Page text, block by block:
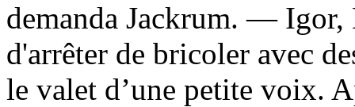
demanda Jackrum. — Igor,
d'arrêter de bricoler avec
le valet d’une petite voix.